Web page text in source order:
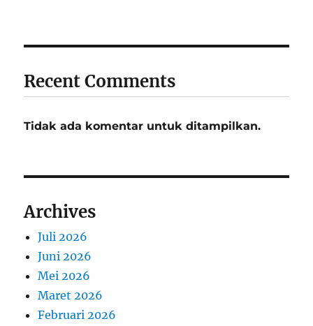
Recent Comments
Tidak ada komentar untuk ditampilkan.
Archives
Juli 2026
Juni 2026
Mei 2026
Maret 2026
Februari 2026